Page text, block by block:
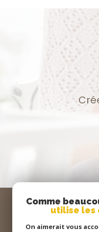
Comme
utilise les
On aimerait vous